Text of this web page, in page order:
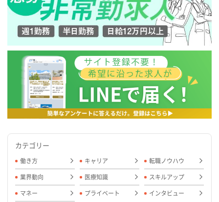
カテゴリー
働き方 キャリア 転職ノウハウ
業界動向 医療知識 スキルアップ
マネー プライベート インタビュー